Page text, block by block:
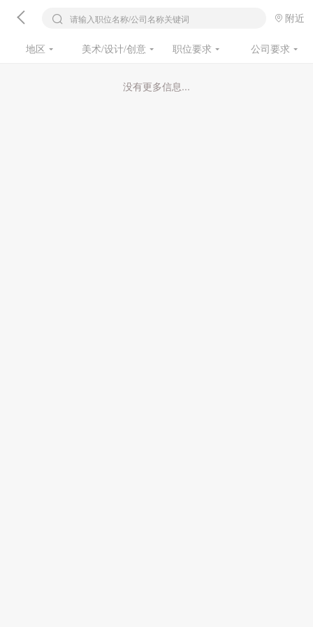
请输入职位名称/公司名称关键词 附近
地区 美术/设计/创意 职位要求 公司要求
没有更多信息...